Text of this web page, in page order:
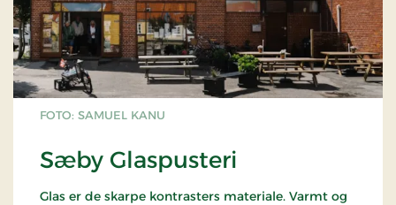
FOTO: SAMUEL KANU
Sæby Glaspusteri
Glas er de skarpe kontrasters materiale. Varmt og